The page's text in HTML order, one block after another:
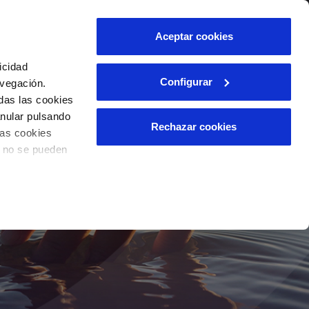
las cookies
pulsando
cookies
se pueden
Aceptar cookies
Configurar
Rechazar cookies
INCIDENCIAS
Comunica anomalías o posibles
Área de clientes